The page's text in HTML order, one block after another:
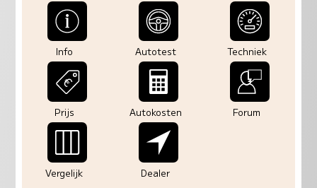
Info Autotest Techniek
Prijs Autokosten Forum
Vergelijk Dealer